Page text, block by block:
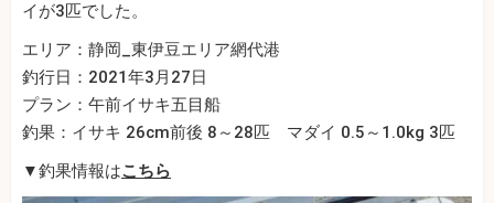
イが3匹でした。
エリア：静岡_東伊豆エリア網代港
釣行日：2021年3月27日
プラン：午前イサキ五目船
釣果：イサキ 26cm前後 8～28匹 マダイ 0.5～1.0kg 3匹
▼釣果情報はこちら